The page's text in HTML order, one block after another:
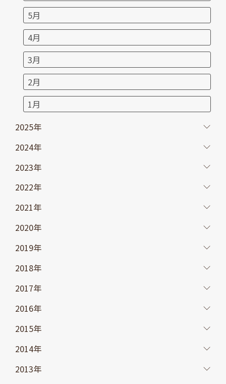
5月
4月
3月
2月
1月
2025年
2024年
2023年
2022年
2021年
2020年
2019年
2018年
2017年
2016年
2015年
2014年
2013年